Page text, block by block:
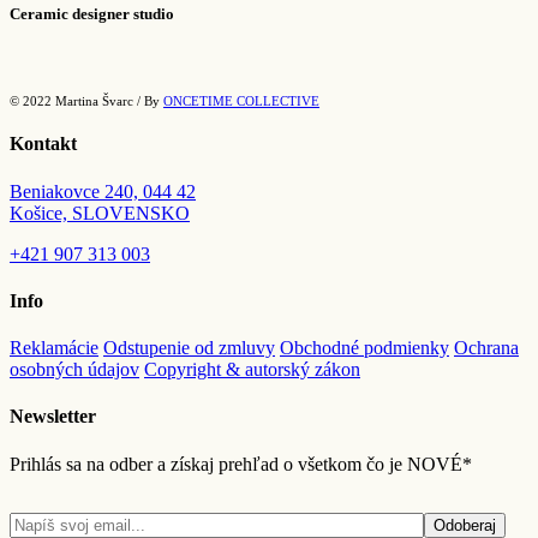
produktu.
Ceramic designer studio
© 2022 Martina Švarc / By ONCETIME COLLECTIVE
Kontakt
Beniakovce 240, 044 42
Košice, SLOVENSKO
+421 907 313 003
Info
Reklamácie Odstupenie od zmluvy Obchodné podmienky Ochrana
osobných údajov Copyright & autorský zákon
Newsletter
Prihlás sa na odber a získaj prehľad o všetkom čo je NOVÉ*
Odoberaj